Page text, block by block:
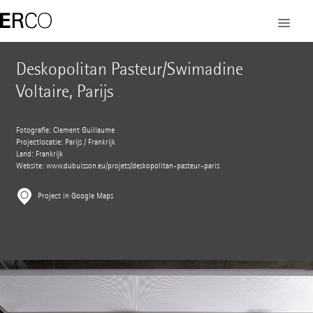
Deskopolitan Pasteur/Swimadine
Voltaire, Parijs
Fotografie: Clement Guillaume
Projectlocatie: Parijs / Frankrijk
Land: Frankrijk
Website: www.dubuisson.eu/projets/deskopolitan-pasteur-paris
Project in Google Maps